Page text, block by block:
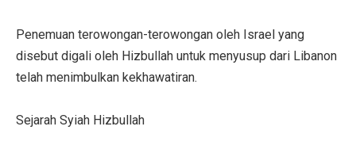
Penemuan terowongan-terowongan oleh Israel yang
disebut digali oleh Hizbullah untuk menyusup dari Libanon
telah menimbulkan kekhawatiran.
Sejarah Syiah Hizbullah